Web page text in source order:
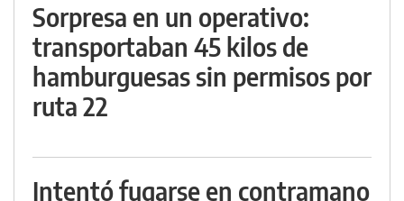
Sorpresa en un operativo:
transportaban 45 kilos de
hamburguesas sin permisos por
ruta 22
Intentó fugarse en contramano